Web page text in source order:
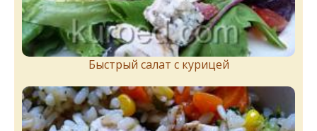
Быстрый салат с курицей